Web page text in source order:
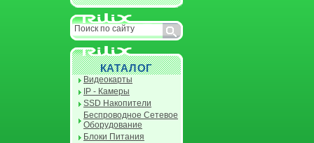
КАТАЛОГ
Видеокарты
IP - Камеры
SSD Накопители
Беспроводное Сетевое
Оборудование
Блоки Питания